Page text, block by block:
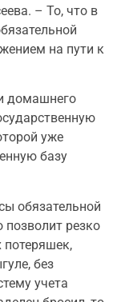
– То, что в
на пути к
домашнего
уже
базу
обязательной
резко
потеряшек,
без
учета